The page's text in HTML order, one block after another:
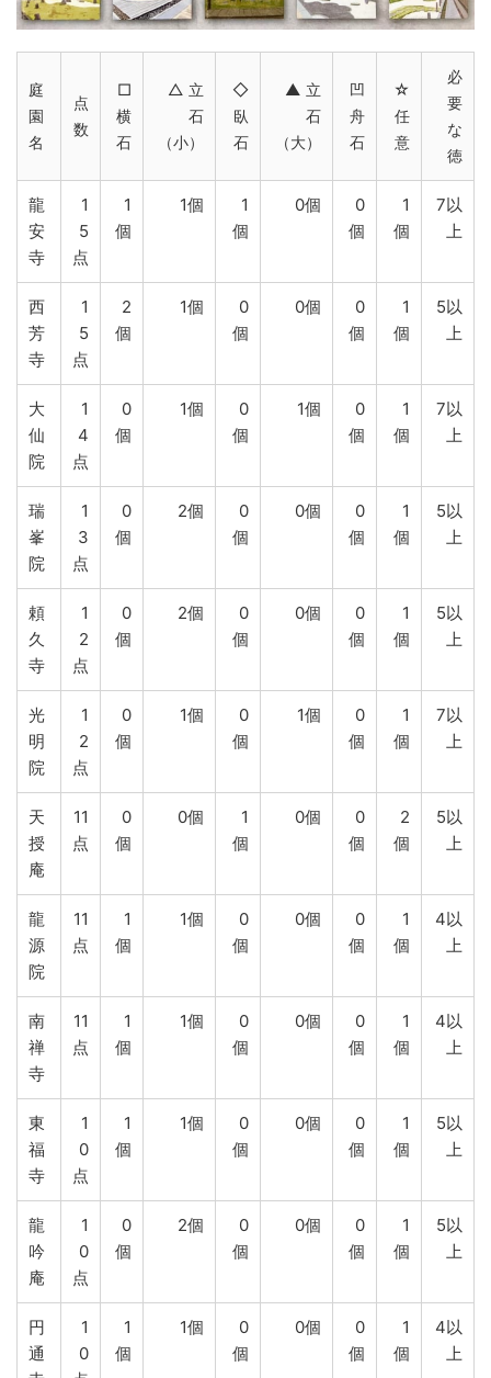
庭
園
名
点
数
□
横
石
△ 立
石
（小）
◇
臥
石
▲ 立
石
（大）
凹
舟
石
☆
任
意
必
要
な
徳
龍
安
寺
1
5
点
1
個
1個
1
個
0個
0
個
1
個
7以
上
西
芳
寺
1
5
点
2
個
1個
0
個
0個
0
個
1
個
5以
上
大
仙
院
1
4
点
0
個
1個
0
個
1個
0
個
1
個
7以
上
瑞
峯
院
1
3
点
0
個
2個
0
個
0個
0
個
1
個
5以
上
頼
久
寺
1
2
点
0
個
2個
0
個
0個
0
個
1
個
5以
上
光
明
院
1
2
点
0
個
1個
0
個
1個
0
個
1
個
7以
上
天
授
庵
11
点
0
個
0個
1
個
0個
0
個
2
個
5以
上
龍
源
院
11
点
1
個
1個
0
個
0個
0
個
1
個
4以
上
南
禅
寺
11
点
1
個
1個
0
個
0個
0
個
1
個
4以
上
東
福
寺
1
0
点
1
個
1個
0
個
0個
0
個
1
個
5以
上
龍
吟
庵
1
0
点
0
個
2個
0
個
0個
0
個
1
個
5以
上
円
通
1
0
1
個
1個
0
個
0個
0
個
1
個
4以
上